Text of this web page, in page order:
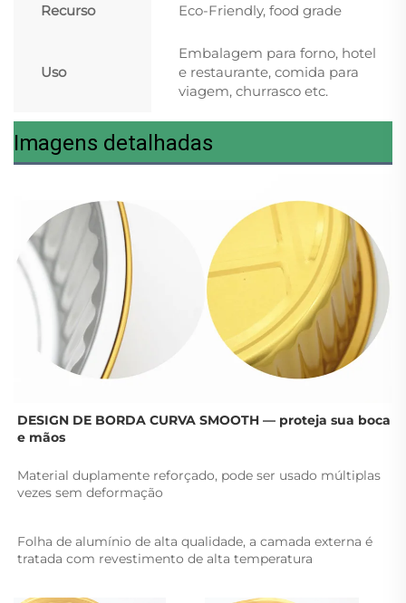
Recurso Eco-Friendly, food grade
Uso
Embalagem para forno, hotel
e restaurante, comida para
viagem, churrasco etc.
Imagens detalhadas
DESIGN DE BORDA CURVA SMOOTH — proteja sua boca
e mãos
Material duplamente reforçado, pode ser usado múltiplas
vezes sem deformação
Folha de alumínio de alta qualidade, a camada externa é
tratada com revestimento de alta temperatura